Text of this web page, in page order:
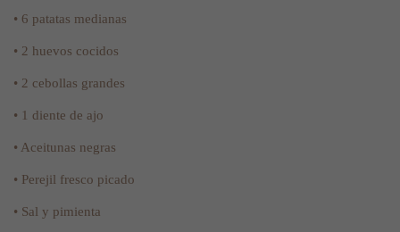
• 6 patatas medianas
• 2 huevos cocidos
• 2 cebollas grandes
• 1 diente de ajo
• Aceitunas negras
• Perejil fresco picado
• Sal y pimienta